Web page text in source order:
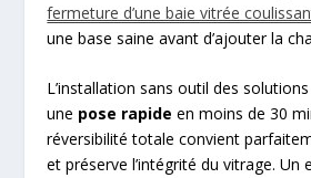
fermeture d’une baie vitrée
une base saine avant d’ajouter la
L’installation sans outil des
une pose rapide en moins de 30
réversibilité totale convient
et préserve l’intégrité du vitrage. Un